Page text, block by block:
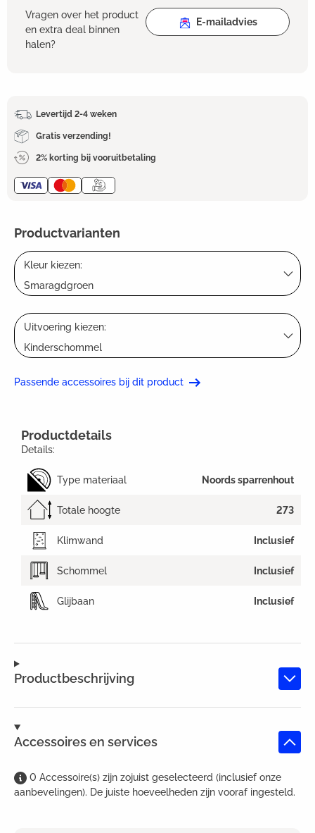
Vragen over het product
en extra deal binnen
halen?
E-mailadvies
Levertijd 2-4 weken
Gratis verzending!
2% korting bij vooruitbetaling
Productvarianten
Kleur kiezen:
Smaragdgroen
Uitvoering kiezen:
Kinderschommel
Passende accessoires bij dit product
Productbeschrijving
Accessoires en services
0 Accessoire(s) zijn zojuist geselecteerd (inclusief onze
aanbevelingen). De juiste hoeveelheden zijn vooraf ingesteld.
Productdetails
Details:
Type materiaal Noords sparrenhout
Totale hoogte 273
Klimwand Inclusief
Schommel Inclusief
Glijbaan Inclusief